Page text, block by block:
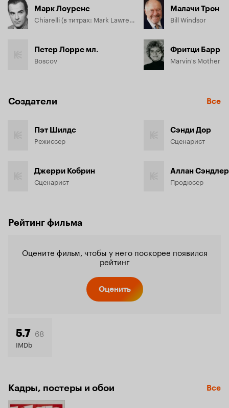
Марк Лоуренс
Chiarelli (в титрах: Mark Lawrence)
Петер Лорре мл.
Boscov
Малачи Трон
Bill Windsor
Фритци Барр
Marvin's Mother
Создатели Все
Пэт Шилдс
Режиссёр
Джерри Кобрин
Сценарист
Сэнди Дор
Сценарист
Аллан Сэндлер
Продюсер
Рейтинг фильма
Оцените фильм, чтобы у него поскорее появился
рейтинг
Оценить
5.7 68
IMDb
Кадры, постеры и обои Все